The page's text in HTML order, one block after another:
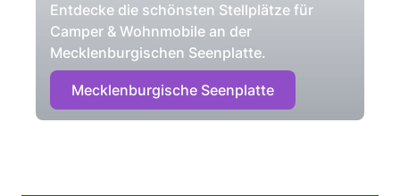
Entdecke die schönsten Stellplätze für
Camper & Wohnmobile an der
Mecklenburgischen Seenplatte.
Mecklenburgische Seenplatte